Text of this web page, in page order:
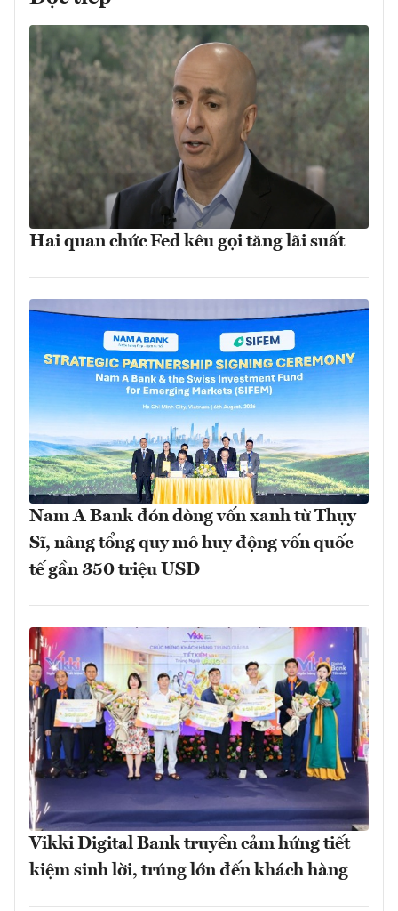
Hai quan chức Fed kêu gọi tăng lãi suất
Nam A Bank đón dòng vốn xanh từ Thụy
Sĩ, nâng tổng quy mô huy động vốn quốc
tế gần 350 triệu USD
Vikki Digital Bank truyền cảm hứng tiết
kiệm sinh lời, trúng lớn đến khách hàng